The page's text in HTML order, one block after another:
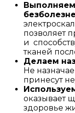
позволяет
и
тканей
Делаем
Не
принесут
оказывает
здоровье